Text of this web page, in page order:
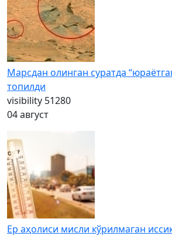
Марсдан олинган суратда
топилди
visibility 51280
04 август
Ер аҳолиси мисли кўрилмаган